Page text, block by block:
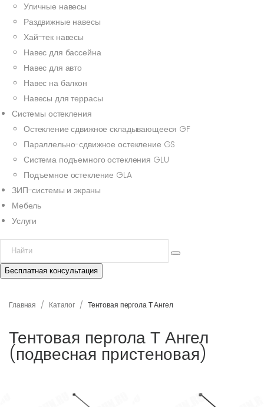
Уличные навесы
Раздвижные навесы
Хай-тек навесы
Навес для бассейна
Навес для авто
Навес на балкон
Навесы для террасы
Системы остекления
Остекление сдвижное складывающееся GF
Параллельно-сдвижное остекление GS
Система подъемного остекления GLU
Подъемное остекление GLA
ЗИП-системы и экраны
Мебель
Услуги
Бесплатная консультация
Главная / Каталог / Тентовая пергола Т Ангел
Тентовая пергола Т Ангел
(подвесная пристеновая)